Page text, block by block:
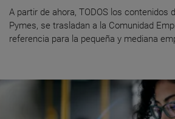
A partir de ahora, TODOS los contenidos
Pymes, se trasladan a la Comunidad
referencia para la pequeña y mediana